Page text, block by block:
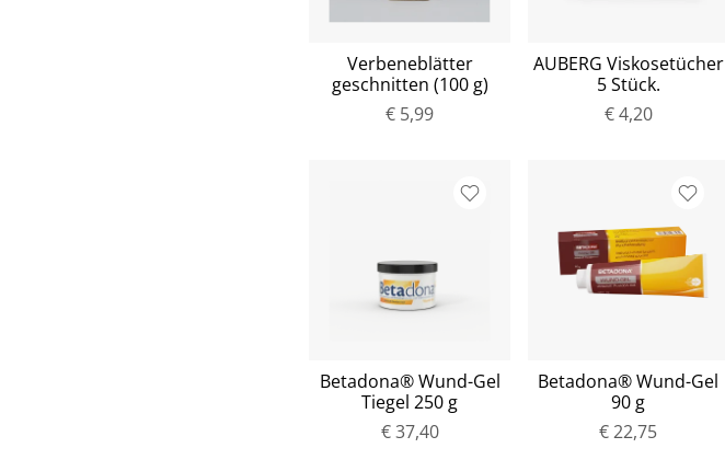
Verbeneblätter
geschnitten (100 g)
€ 5,99
AUBERG Viskosetücher
5 Stück.
€ 4,20
Betadona® Wund-Gel
Tiegel 250 g
€ 37,40
Betadona® Wund-Gel
90 g
€ 22,75